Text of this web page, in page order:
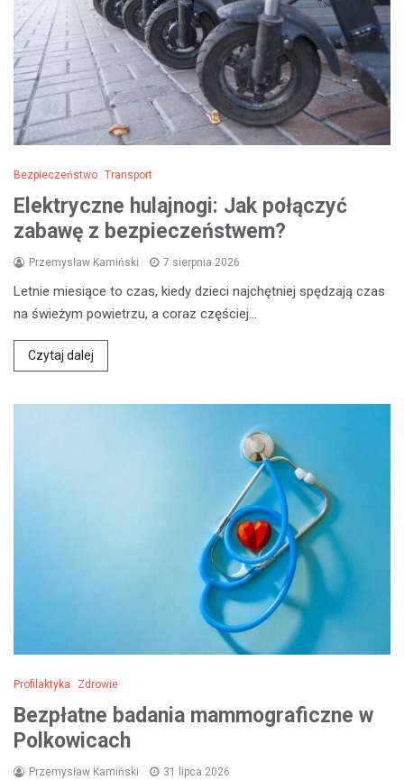
Bezpieczeństwo Transport
Elektryczne hulajnogi: Jak połączyć
zabawę z bezpieczeństwem?
Przemysław Kamiński 7 sierpnia 2026
Letnie miesiące to czas, kiedy dzieci najchętniej spędzają czas
na świeżym powietrzu, a coraz częściej…
Czytaj dalej
Profilaktyka Zdrowie
Bezpłatne badania mammograficzne w
Polkowicach
Przemysław Kamiński 31 lipca 2026